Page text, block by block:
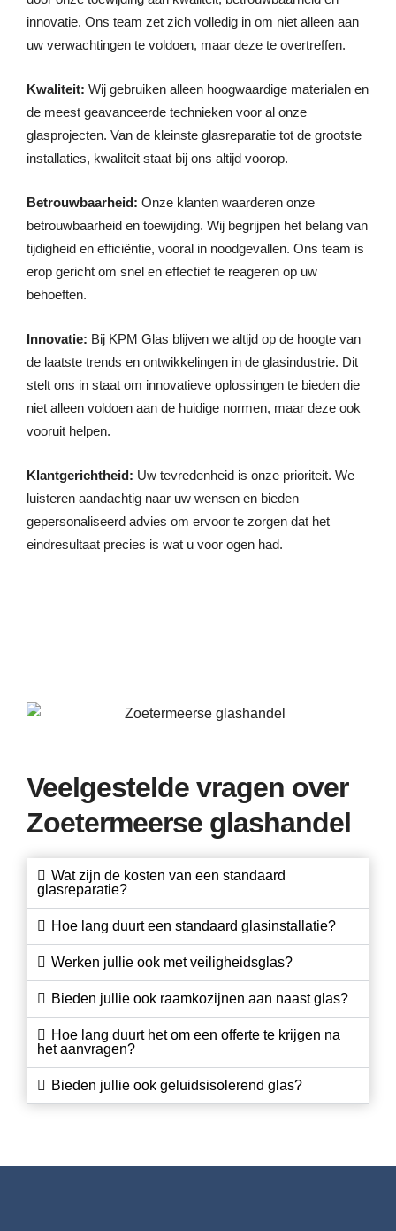
innovatie. Ons team zet zich volledig in om niet alleen aan
uw verwachtingen te voldoen, maar deze te overtreffen.
Kwaliteit: Wij gebruiken alleen hoogwaardige materialen en
de meest geavanceerde technieken voor al onze
glasprojecten. Van de kleinste glasreparatie tot de grootste
installaties, kwaliteit staat bij ons altijd voorop.
Betrouwbaarheid: Onze klanten waarderen onze
betrouwbaarheid en toewijding. Wij begrijpen het belang van
tijdigheid en efficiëntie, vooral in noodgevallen. Ons team is
erop gericht om snel en effectief te reageren op uw
behoeften.
Innovatie: Bij KPM Glas blijven we altijd op de hoogte van
de laatste trends en ontwikkelingen in de glasindustrie. Dit
stelt ons in staat om innovatieve oplossingen te bieden die
niet alleen voldoen aan de huidige normen, maar deze ook
vooruit helpen.
Klantgerichtheid: Uw tevredenheid is onze prioriteit. We
luisteren aandachtig naar uw wensen en bieden
gepersonaliseerd advies om ervoor te zorgen dat het
eindresultaat precies is wat u voor ogen had.
Veelgestelde vragen over
Zoetermeerse glashandel
Wat zijn de kosten van een standaard
glasreparatie?
Hoe lang duurt een standaard glasinstallatie?
Werken jullie ook met veiligheidsglas?
Bieden jullie ook raamkozijnen aan naast glas?
Hoe lang duurt het om een offerte te krijgen na
het aanvragen?
Bieden jullie ook geluidsisolerend glas?